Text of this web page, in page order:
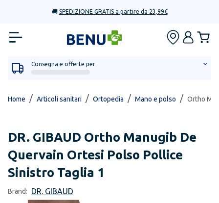
🚚 SPEDIZIONE GRATIS a partire da 23,99€
Consegna e offerte per
Home / Articoli sanitari / Ortopedia / Mano e polso / Ortho
DR. GIBAUD Ortho Manugib De
Quervain Ortesi Polso Pollice
Sinistro Taglia 1
Brand: DR. GIBAUD